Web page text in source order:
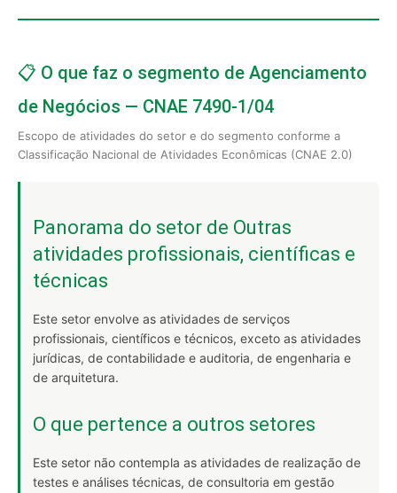
📋 O que faz o segmento de Agenciamento
de Negócios — CNAE 7490-1/04
Escopo de atividades do setor e do segmento conforme a
Classificação Nacional de Atividades Econômicas (CNAE 2.0)
Panorama do setor de Outras
atividades profissionais, científicas e
técnicas
Este setor envolve as atividades de serviços
profissionais, científicos e técnicos, exceto as atividades
jurídicas, de contabilidade e auditoria, de engenharia e
de arquitetura.
O que pertence a outros setores
Este setor não contempla as atividades de realização de
testes e análises técnicas, de consultoria em gestão